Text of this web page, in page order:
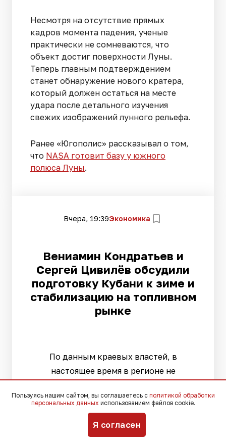
Несмотря на отсутствие прямых
кадров момента падения, ученые
практически не сомневаются, что
объект достиг поверхности Луны.
Теперь главным подтверждением
станет обнаружение нового кратера,
который должен остаться на месте
удара после детального изучения
свежих изображений лунного рельефа.
Ранее «Югополис» рассказывал о том,
что NASA готовит базу у южного
полюса Луны.
Вчера, 19:39Экономика
Вениамин Кондратьев и
Сергей Цивилёв обсудили
подготовку Кубани к зиме и
стабилизацию на топливном
рынке
По данным краевых властей, в
настоящее время в регионе не
Пользуясь нашим сайтом, вы соглашаетесь с политикой обработки
персональных данных использованием файлов cookie.
Я согласен